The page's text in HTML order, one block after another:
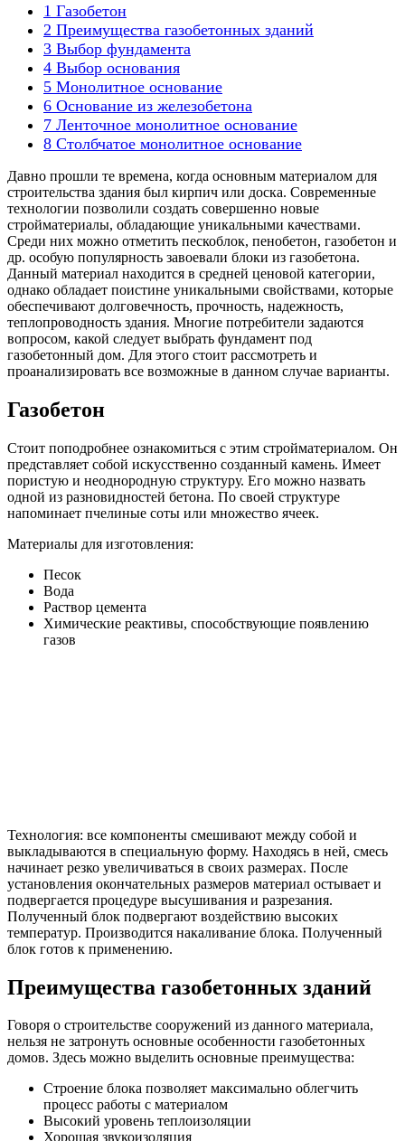
1 Газобетон
2 Преимущества газобетонных зданий
3 Выбор фундамента
4 Выбор основания
5 Монолитное основание
6 Основание из железобетона
7 Ленточное монолитное основание
8 Столбчатое монолитное основание
Давно прошли те времена, когда основным материалом для
строительства здания был кирпич или доска. Современные
технологии позволили создать совершенно новые
стройматериалы, обладающие уникальными качествами.
Среди них можно отметить пескоблок, пенобетон, газобетон и
др. особую популярность завоевали блоки из газобетона.
Данный материал находится в средней ценовой категории,
однако обладает поистине уникальными свойствами, которые
обеспечивают долговечность, прочность, надежность,
теплопроводность здания. Многие потребители задаются
вопросом, какой следует выбрать фундамент под
газобетонный дом. Для этого стоит рассмотреть и
проанализировать все возможные в данном случае варианты.
Газобетон
Стоит поподробнее ознакомиться с этим стройматериалом. Он
представляет собой искусственно созданный камень. Имеет
пористую и неоднородную структуру. Его можно назвать
одной из разновидностей бетона. По своей структуре
напоминает пчелиные соты или множество ячеек.
Материалы для изготовления:
Песок
Вода
Раствор цемента
Химические реактивы, способствующие появлению
газов
Технология: все компоненты смешивают между собой и
выкладываются в специальную форму. Находясь в ней, смесь
начинает резко увеличиваться в своих размерах. После
установления окончательных размеров материал остывает и
подвергается процедуре высушивания и разрезания.
Полученный блок подвергают воздействию высоких
температур. Производится накаливание блока. Полученный
блок готов к применению.
Преимущества газобетонных зданий
Говоря о строительстве сооружений из данного материала,
нельзя не затронуть основные особенности газобетонных
домов. Здесь можно выделить основные преимущества:
Строение блока позволяет максимально облегчить
процесс работы с материалом
Высокий уровень теплоизоляции
Хорошая звукоизоляция